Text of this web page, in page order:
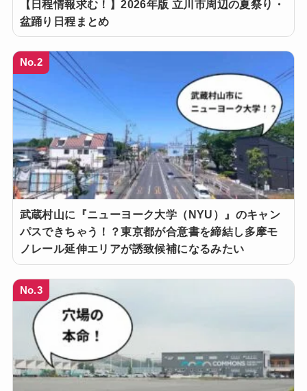
【日程情報求む！】2026年版 立川市周辺の夏祭り・
盆踊り日程まとめ
No.2
武蔵村山に『ニューヨーク大学（NYU）』のキャン
パスできちゃう！？東京都が合意書を締結し多摩モ
ノレール延伸エリアが誘致候補になるみたい
No.3